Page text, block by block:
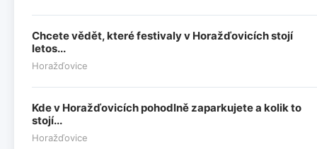
Chcete vědět, které festivaly v Horažďovicích stojí
letos...
Horažďovice
Kde v Horažďovicích pohodlně zaparkujete a kolik to
stojí...
Horažďovice